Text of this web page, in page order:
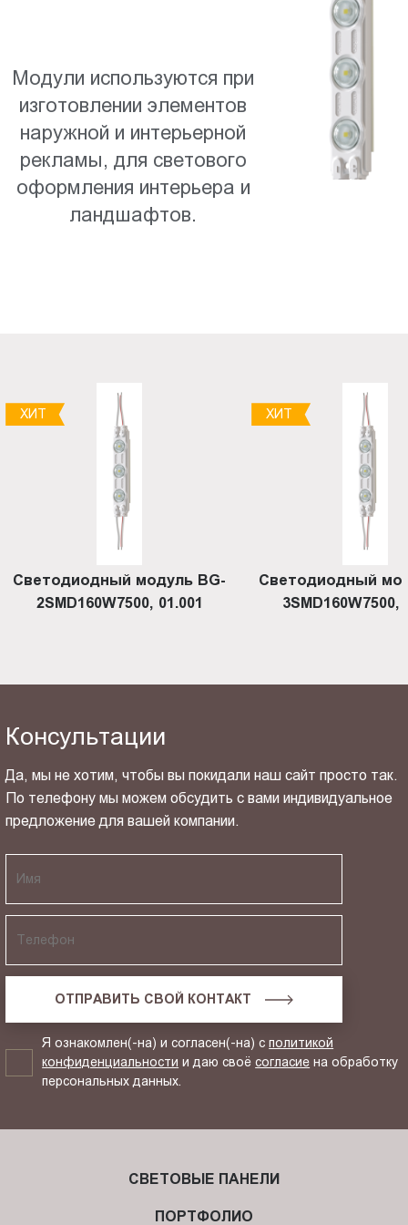
Модули используются при
изготовлении элементов
наружной и интерьерной
рекламы, для светового
оформления интерьера и
ландшафтов.
ХИТ
Светодиодный модуль BG-
2SMD160W7500, 01.001
ХИТ
Светодиодный
3SMD160W7500,
Консультации
Да, мы не хотим, чтобы вы покидали наш сайт просто так.
По телефону мы можем обсудить с вами индивидуальное
предложение для вашей компании.
ОТПРАВИТЬ СВОЙ КОНТАКТ
Я ознакомлен(-на) и согласен(-на) сполитикой
конфиденциальности и даю своёсогласие на обработку
персональных данных.
СВЕТОВЫЕ ПАНЕЛИ
ПОРТФОЛИО
Сб.,
Вс.:
выходной